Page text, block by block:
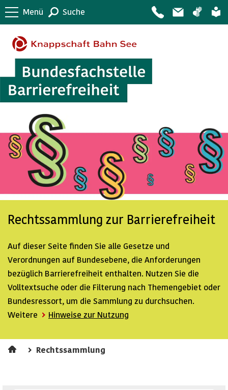
Menü Suche
Rechtssammlung zur Barrierefreiheit
Auf dieser Seite finden Sie alle Gesetze und
Verordnungen auf Bundesebene, die Anforderungen
bezüglich Barrierefreiheit enthalten. Nutzen Sie die
Volltextsuche oder die Filterung nach Themengebiet oder
Bundesressort, um die Sammlung zu durchsuchen.
Weitere
Hinweise zur Nutzung
Rechtssammlung